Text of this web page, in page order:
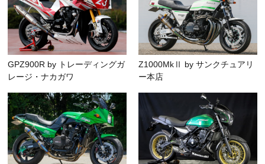
GPZ900R by トレーディングガ
レージ・ナカガワ
Z1000MkⅡ by サンクチュアリ
ー本店